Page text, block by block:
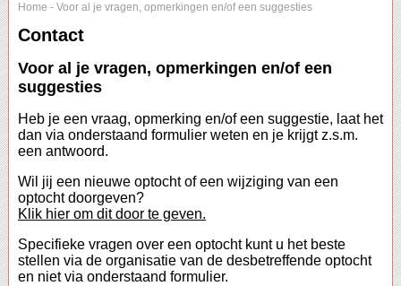
Home - Voor al je vragen, opmerkingen en/of een suggesties
Contact
Voor al je vragen, opmerkingen en/of een
suggesties
Heb je een vraag, opmerking en/of een suggestie, laat het
dan via onderstaand formulier weten en je krijgt z.s.m.
een antwoord.
Wil jij een nieuwe optocht of een wijziging van een
optocht doorgeven?
Klik hier om dit door te geven.
Specifieke vragen over een optocht kunt u het beste
stellen via de organisatie van de desbetreffende optocht
en niet via onderstaand formulier.